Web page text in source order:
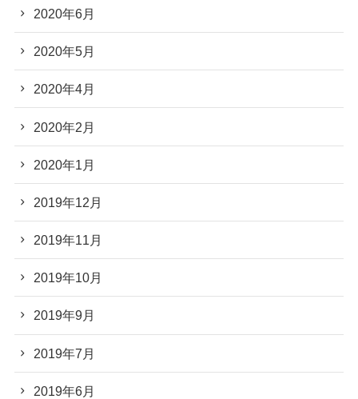
2020年6月
2020年5月
2020年4月
2020年2月
2020年1月
2019年12月
2019年11月
2019年10月
2019年9月
2019年7月
2019年6月